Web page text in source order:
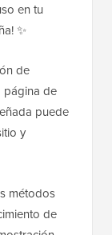
en tu
✨
de
página de
puede
y
métodos
de